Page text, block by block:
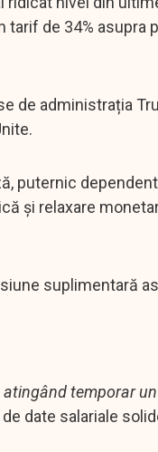
de 34% asupra
de administrația
puternic
și relaxare
suplimentară
temporar
date salariale